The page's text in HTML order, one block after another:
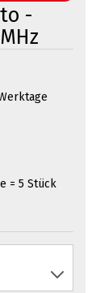
-
= 5 Stück